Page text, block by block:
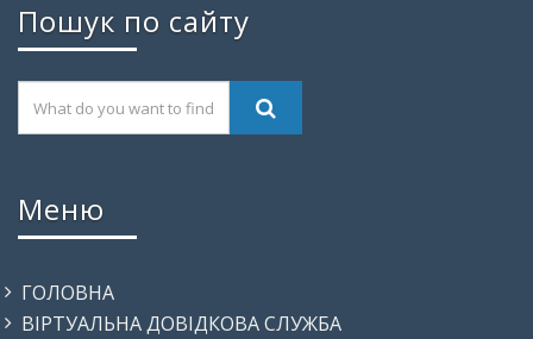
Пошук по сайту
Меню
ГОЛОВНА
ВІРТУАЛЬНА ДОВІДКОВА СЛУЖБА